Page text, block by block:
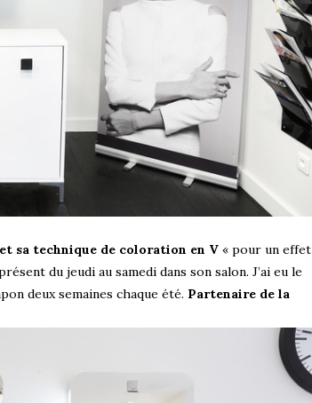
sa technique de coloration en V « pour un effet
du jeudi au samedi dans son salon. J’ai eu le
deux semaines chaque été. Partenaire de la